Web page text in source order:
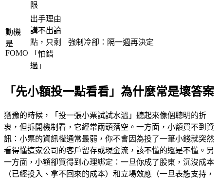
限
動機
是
FOMO
出手理由
講不出論
點，只剩
「怕錯
過」
強制冷卻：隔一週再決定
「先小額投一點看看」為什麼常是壞答案
猶豫的時候，「投一張小票試試水溫」聽起來像個聰明的折
衷，但拆開機制看，它經常兩頭落空。一方面，小額買不到資
訊：小票的資訊權通常最弱，你不會因為投了一筆小錢就突然
看得懂這家公司的客戶留存或現金流，該不懂的還是不懂。另
一方面，小額卻買得到心理綁定：一旦你成了股東，沉沒成本
（已經投入、拿不回來的成本）和立場效應（一旦表態支持，